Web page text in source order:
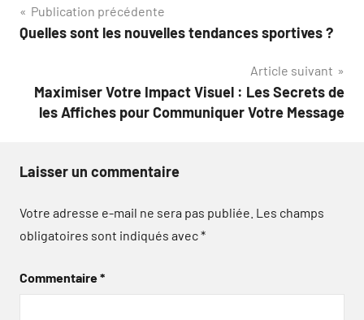
Navigation
de
Publication précédente
Quelles sont les nouvelles tendances sportives ?
Article suivant
Maximiser Votre Impact Visuel : Les Secrets de
les Affiches pour Communiquer Votre Message
Laisser un commentaire
Votre adresse e-mail ne sera pas publiée. Les champs
obligatoires sont indiqués avec*
Commentaire*